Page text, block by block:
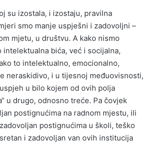
su izostala, i izostaju, pravilna
smo manje uspješni i zadovoljni –
mjetu, u društvu. A kako nismo
intelektualna bića, već i socijalna,
to intelektualno, emocionalno,
neraskidivo, i u tijesnoj međuovisnosti,
u bilo kojem od ovih polja
u drugo, odnosno treće. Pa čovjek
postignućima na radnom mjestu, ili
postignućima u školi, teško
i zadovoljan van ovih institucija